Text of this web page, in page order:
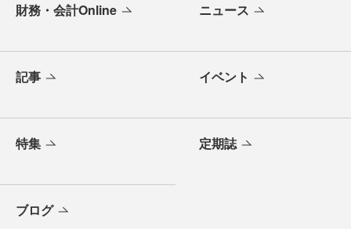
財務・会計Online ニュース
記事 イベント
特集 定期誌
ブログ